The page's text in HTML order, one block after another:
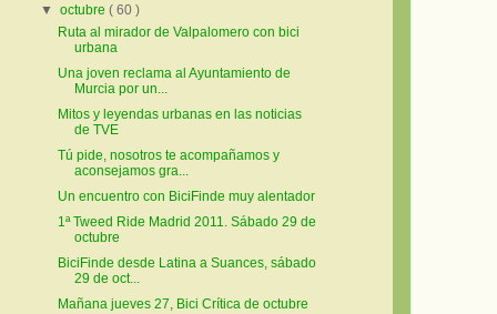
▼octubre( 60 )
Ruta al mirador de Valpalomero con bici
urbana
Una joven reclama al Ayuntamiento de
Murcia por un...
Mitos y leyendas urbanas en las noticias
de TVE
Tú pide, nosotros te acompañamos y
aconsejamos gra...
Un encuentro con BiciFinde muy alentador
1ª Tweed Ride Madrid 2011. Sábado 29 de
octubre
BiciFinde desde Latina a Suances, sábado
29 de oct...
Mañana jueves 27, Bici Crítica de octubre